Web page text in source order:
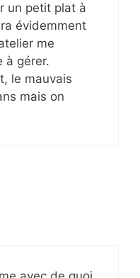
un petit plat à
évidemment
me
à gérer.
le mauvais
mais on